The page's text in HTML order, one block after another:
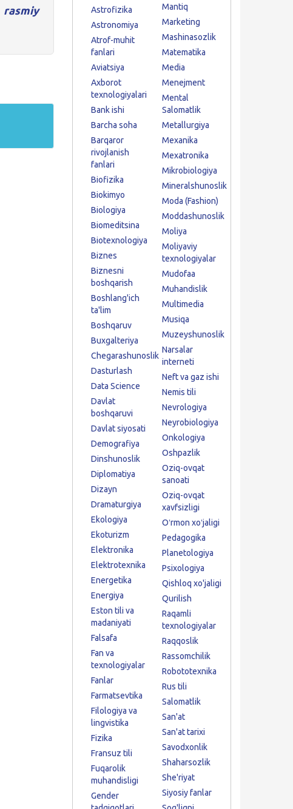
rasmiy
Astrofizika
Astronomiya
Atrof-muhit
fanlari
Aviatsiya
Axborot
texnologiyalari
Bank ishi
Barcha soha
Barqaror
rivojlanish
fanlari
Biofizika
Biokimyo
Biologiya
Biomeditsina
Biotexnologiya
Biznes
Biznesni
boshqarish
Boshlang'ich
ta'lim
Boshqaruv
Buxgalteriya
Chegarashunoslik
Dasturlash
Data Science
Davlat
boshqaruvi
Davlat siyosati
Demografiya
Dinshunoslik
Diplomatiya
Dizayn
Dramaturgiya
Ekologiya
Ekoturizm
Elektronika
Elektrotexnika
Energetika
Energiya
Eston tili va
madaniyati
Falsafa
Fan va
texnologiyalar
Fanlar
Farmatsevtika
Filologiya va
lingvistika
Fizika
Fransuz tili
Fuqarolik
muhandisligi
Gender
Mantiq
Marketing
Mashinasozlik
Matematika
Media
Menejment
Mental
Salomatlik
Metallurgiya
Mexanika
Mexatronika
Mikrobiologiya
Mineralshunoslik
Moda (Fashion)
Moddashunoslik
Moliya
Moliyaviy
texnologiyalar
Mudofaa
Muhandislik
Multimedia
Musiqa
Muzeyshunoslik
Narsalar
interneti
Neft va gaz ishi
Nemis tili
Nevrologiya
Neyrobiologiya
Onkologiya
Oshpazlik
Oziq-ovqat
sanoati
Oziq-ovqat
xavfsizligi
Oʻrmon xoʻjaligi
Pedagogika
Planetologiya
Psixologiya
Qishloq xo'jaligi
Qurilish
Raqamli
texnologiyalar
Raqqoslik
Rassomchilik
Robototexnika
Rus tili
Salomatlik
San'at
San'at tarixi
Savodxonlik
Shaharsozlik
She'riyat
Siyosiy fanlar